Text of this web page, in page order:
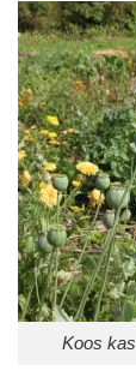
Koos